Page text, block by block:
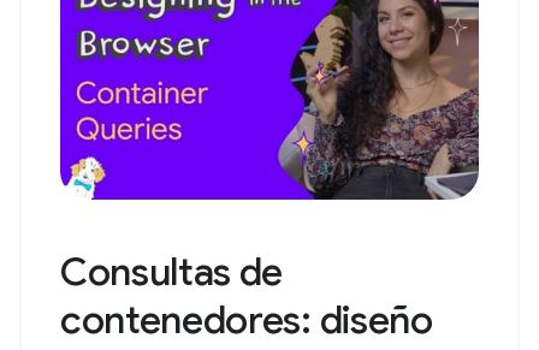
Consultas de
contenedores: diseño